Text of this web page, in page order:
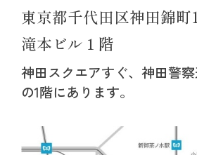
東京都千代田区神田錦
滝本ビル１階
神田スクエアすぐ、神田警
の1階にあります。